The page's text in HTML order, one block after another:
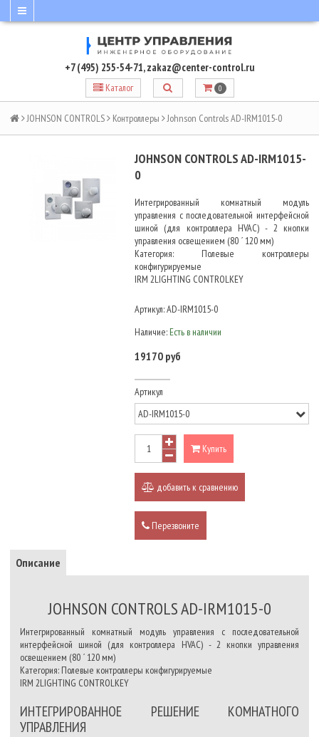
+7 (495) 255-54-71,zakaz@center-control.ru
Каталог 0
JOHNSON CONTROLS Контроллеры Johnson Controls AD-IRM1015-0
JOHNSON CONTROLS AD-IRM1015-
0
Интегрированный комнатный модуль
управления с последовательной интерфейсной
шиной (для контроллера HVAC) - 2 кнопки
управления освещением (80 ´ 120 мм)
Категория: Полевые контроллеры
конфигурируемые
IRM 2LIGHTING CONTROLKEY
Артикул:AD-IRM1015-0
Наличие: Есть в наличии
19170 руб
Артикул
Купить
добавить к сравнению
Перезвоните
Описание
JOHNSON CONTROLS AD-IRM1015-0
Интегрированный комнатный модуль управления с последовательной
интерфейсной шиной (для контроллера HVAC) - 2 кнопки управления
освещением (80 ´ 120 мм)
Категория: Полевые контроллеры конфигурируемые
IRM 2LIGHTING CONTROLKEY
ИНТЕГРИРОВАННОЕ РЕШЕНИЕ КОМНАТНОГО
УПРАВЛЕНИЯ